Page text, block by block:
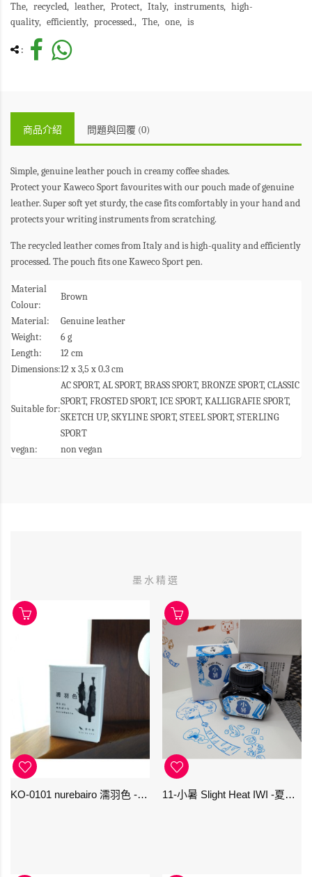
The
recycled leather Protect Italy instruments
high-
quality
efficiently processed. The one is
:
商品介紹 問題與回覆 (0)
Simple, genuine leather pouch in creamy coffee shades.
Protect your Kaweco Sport favourites with our pouch made of genuine
leather. Super soft yet sturdy, the case fits comfortably in your hand and
protects your writing instruments from scratching.
The recycled leather comes from Italy and is high-quality and efficiently
processed. The pouch fits one Kaweco Sport pen.
Material
Colour:
Brown
Material:
Genuine leather
Weight:
6 g
Length:
12 cm
Dimensions:12 x 3,5 x 0.3 cm
Suitable for:
AC SPORT, AL SPORT, BRASS SPORT, BRONZE SPORT, CLASSIC
SPORT, FROSTED SPORT, ICE SPORT, KALLIGRAFIE SPORT,
SKETCH UP, SKYLINE SPORT, STEEL SPORT, STERLING
SPORT
vegan:
non vegan
墨水精選
KO-0101 nurebairo 濡羽色 -日本名牌京の音樽裝鋼筆墨水40ml 4573356130012 11-小暑 Slight Heat IWI -夏季-24節氣色澤鋼筆墨水